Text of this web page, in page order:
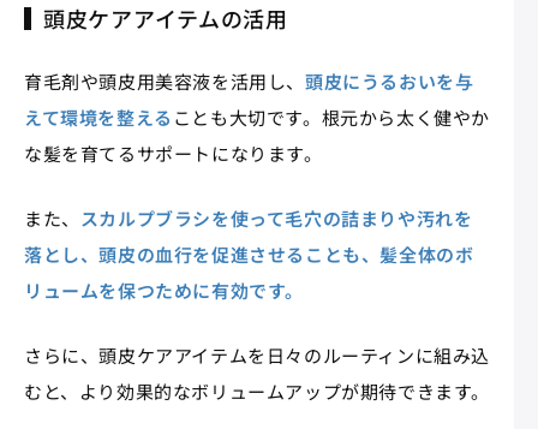
頭皮ケアアイテムの活用
育毛剤や頭皮用美容液を活用し、 頭皮にうるおいを与
えて環境を整える ことも大切です。根元から太く健やか
な髪を育てるサポートになります。
また、
スカルプブラシを使って毛穴の詰まりや汚れを
落とし、頭皮の血行を促進させることも、髪全体のボ
リュームを保つために有効です。
さらに、頭皮ケアアイテムを日々のルーティンに組み込
むと、より効果的なボリュームアップが期待できます。